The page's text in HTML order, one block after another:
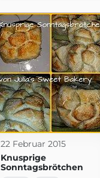
22 Februar 2015
Knusprige
Sonntagsbrötchen